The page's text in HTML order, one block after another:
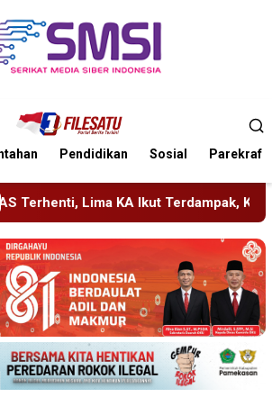
Pendidikan Sosial Parekraf
KAI Daop 7 Gerak Cepat Pulihkan